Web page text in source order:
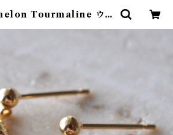
Tourmaline ウォ